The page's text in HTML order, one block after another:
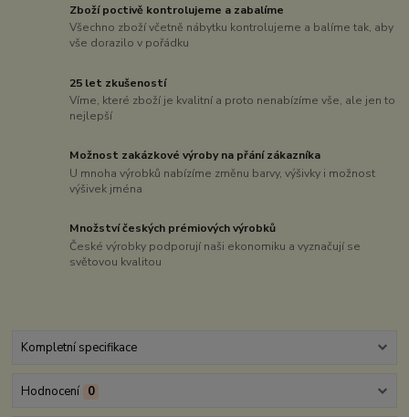
Zboží poctivě kontrolujeme a zabalíme
Všechno zboží včetně nábytku kontrolujeme a balíme tak, aby
vše dorazilo v pořádku
25 let zkušeností
Víme, které zboží je kvalitní a proto nenabízíme vše, ale jen to
nejlepší
Možnost zakázkové výroby na přání zákazníka
U mnoha výrobků nabízíme změnu barvy, výšivky i možnost
výšivek jména
Množství českých prémiových výrobků
České výrobky podporují naši ekonomiku a vyznačují se
světovou kvalitou
Kompletní specifikace
Hodnocení 0